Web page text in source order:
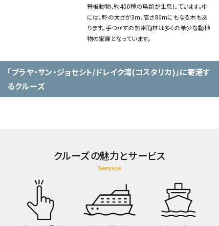
脊椎動物、約400種の鳥類が生息しています。中
には、幹の太さが3m、高さ80mにもなる木もあ
ります。手つかずの熱帯雨林は多くの希少な動植
物の宝庫となっています。
「プラヤ・サン・ジョセシト/ドレイク湾(コスタリカ)」に寄港す
るクルーズ
クルーズの魅力とサービス
Service